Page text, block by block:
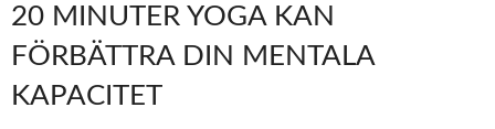
20 MINUTER YOGA KAN
FÖRBÄTTRA DIN MENTALA
KAPACITET